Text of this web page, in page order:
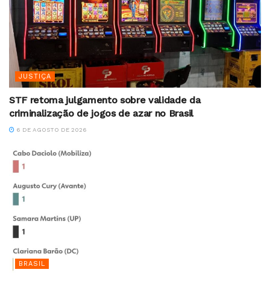
JUSTIÇA
STF retoma julgamento sobre validade da
criminalização de jogos de azar no Brasil
6 DE AGOSTO DE 2026
BRASIL